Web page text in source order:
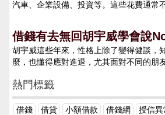
達告貸志願，容易引起概念磨糊。 留意多音字和多意字。例如：
的。 借單要寫告貸人、日期、金額、告貸用處、利息和還款日
期，告貸金額用大小寫兩種方法。 在借錢給別人之前，弄清告貸
的用處正當合法，不合法的借據法令是不
意告貸人的諾言和歸還才能。要看對方的
貸後讓告貸人出具收款收據，如通過銀行
轉賬憑據。 告貸時，必定要讓告貸人當面寫借據，寫明告貸人、
告貸金額、用處、利率和還款時刻等內
比（APR, Annual Percentage Rate）表
借款人和貸款人之間的關係是基於資金使
金來滿足特定需求，因此向貸款人借款
權，並以此賺取利息作為回報。利息是貸
用。利息的計算方式簡單介紹單利和複
款金額（本金）計算，不會隨著時間的推
汽車、企業設備、投資等。這些花費通常
建議各位一定要了解這些基本知識，避
頭！第一，要先了解自己是否真的有貸款
否只為了滿足自己的慾望，或是為了解決
確認自己目前的工作及收入在未來三年至
信用破產。第二，必須要確保自己清楚明
內容確認自己了解所申貸的利率、貸款週
款及提前清償的違約金等項目，以及後續
借錢有去無回胡宇威學會說
網，借錢案例
胡宇威這些年來，性格上除了變得健談，
麼，也懂得應對進退，尤其面對不同的朋
悟是，回台發展第2年，曾因為借30萬金
來的錢一去不回，「其實在國外長大的孩
經驗之後，讓他把荷包看得更緊了。 他當時入行剛拍完第2部戲，
熱門標籤
借錢 借貸 小額借款 借錢網 授信異